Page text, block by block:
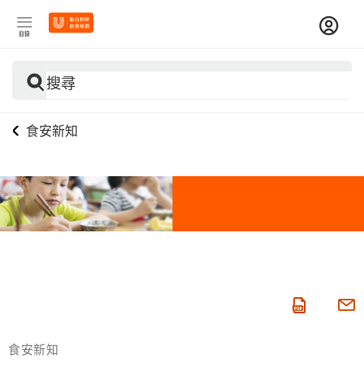
目錄
搜尋
食安新知
食安新知